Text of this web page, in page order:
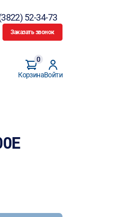
52-34-73
Заказать звонок
Корзина
0
Войти